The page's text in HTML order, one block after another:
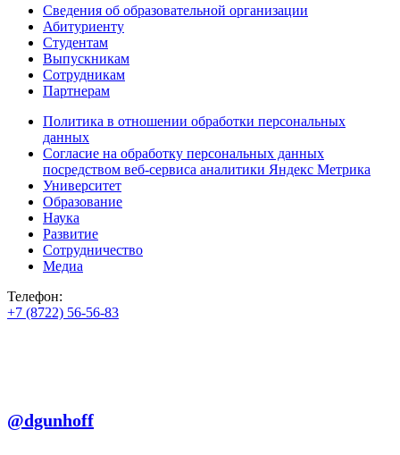
Сведения об образовательной организации
Абитуриенту
Студентам
Выпускникам
Сотрудникам
Партнерам
Политика в отношении обработки персональных
данных
Согласие на обработку персональных данных
посредством веб-сервиса аналитики Яндекс Метрика
Университет
Образование
Наука
Развитие
Сотрудничество
Медиа
Телефон:
+7 (8722) 56-56-83
@dgunhoff